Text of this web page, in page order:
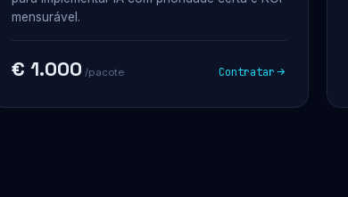
mensurável.
€ 1.000 /pacote Contratar